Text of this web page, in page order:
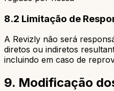
8.2 Limitação de
A Revizly não será
diretos ou indiretos
incluindo em caso de
9. Modificação